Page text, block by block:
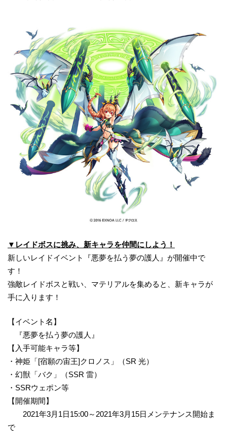
▼レイドボスに挑み、新キャラを仲間にしよう！
新しいレイドイベント『悪夢を払う夢の護人』が開催中で
す！
強敵レイドボスと戦い、マテリアルを集めると、新キャラが
手に入ります！
【イベント名】
『悪夢を払う夢の護人』
【入手可能キャラ等】
・神姫「[宿願の宙王]クロノス」（SR 光）
・幻獣「バク」（SSR 雷）
・SSRウェポン等
【開催期間】
2021年3月1日15:00～2021年3月15日メンテナンス開始ま
で